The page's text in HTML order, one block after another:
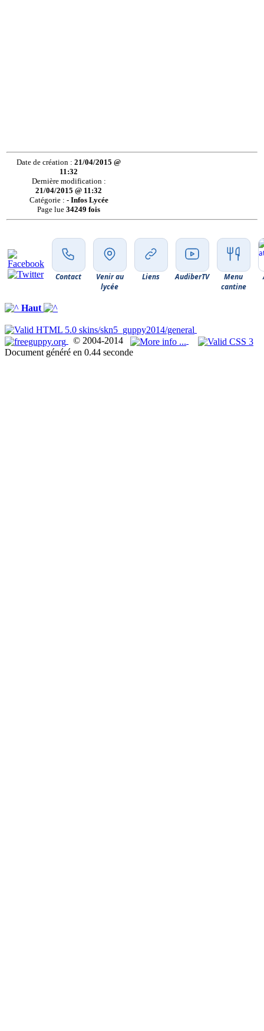
Date de création :21/04/2015 @
11:32
Dernière modification :
21/04/2015 @ 11:32
Catégorie : - Infos Lycée
Page lue34249 fois
Contact
Venir au
lycée
Liens AudiberTV
Menu
cantine
Haut
© 2004-2014
Document généré en 0.44 seconde